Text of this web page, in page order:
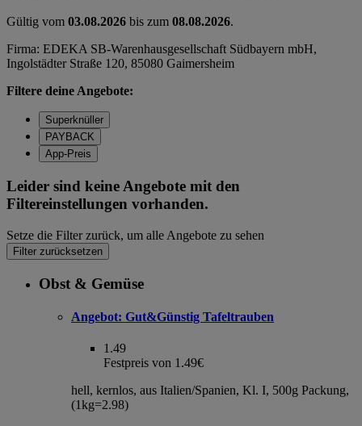
Gültig vom 03.08.2026 bis zum 08.08.2026.
Firma: EDEKA SB-Warenhausgesellschaft Südbayern mbH,
Ingolstädter Straße 120, 85080 Gaimersheim
Filtere deine Angebote:
Superknüller
PAYBACK
App-Preis
Leider sind keine Angebote mit den
Filtereinstellungen vorhanden.
Setze die Filter zurück, um alle Angebote zu sehen
Filter zurücksetzen
Obst & Gemüse
Angebot: Gut&Günstig Tafeltrauben
1.49
Festpreis von 1.49€
hell, kernlos, aus Italien/Spanien, Kl. I, 500g Packung,
(1kg=2.98)